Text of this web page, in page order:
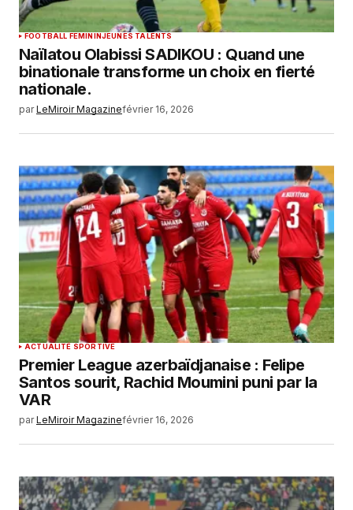
FOOTBALL FEMININJEUNES TALENTS
Naïlatou Olabissi SADIKOU : Quand une
binationale transforme un choix en fierté
nationale.
par LeMiroir Magazinefévrier 16, 2026
ACTUALITÉ SPORTIVE
Premier League azerbaïdjanaise : Felipe
Santos sourit, Rachid Moumini puni par la
VAR
par LeMiroir Magazinefévrier 16, 2026